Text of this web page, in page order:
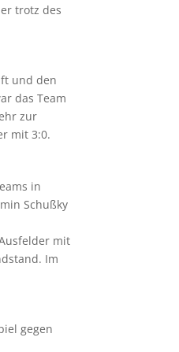
trotz des
und den
das Team
zur
mit 3:0.
in
Schußky
mit
Im
gegen